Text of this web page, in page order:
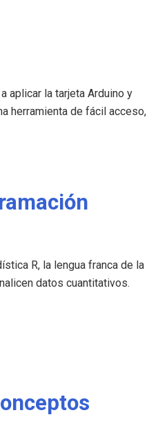
aplicar la tarjeta Arduino y
herramienta de fácil acceso,
R, la lengua franca de la
datos cuantitativos.